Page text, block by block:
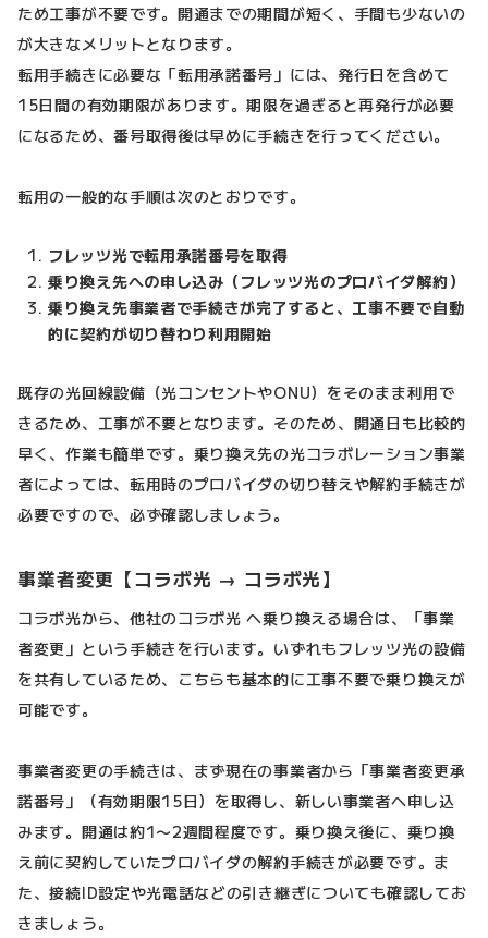
ため工事が不要です。開通までの期間が短く、手間も少ないの
が大きなメリットとなります。
転用手続きに必要な「転用承諾番号」には、発行日を含めて
15日間の有効期限があります。期限を過ぎると再発行が必要
になるため、番号取得後は早めに手続きを行ってください。
転用の一般的な手順は次のとおりです。
フレッツ光で転用承諾番号を取得
乗り換え先への申し込み（フレッツ光のプロバイダ解約）
乗り換え先事業者で手続きが完了すると、工事不要で自動
的に契約が切り替わり利用開始
既存の光回線設備（光コンセントやONU）をそのまま利用で
きるため、工事が不要となります。そのため、開通日も比較的
早く、作業も簡単です。乗り換え先の光コラボレーション事業
者によっては、転用時のプロバイダの切り替えや解約手続きが
必要ですので、必ず確認しましょう。
事業者変更【コラボ光 → コラボ光】
コラボ光から、他社のコラボ光 へ乗り換える場合は、「事業
者変更」という手続きを行います。いずれもフレッツ光の設備
を共有しているため、こちらも基本的に工事不要で乗り換えが
可能です。
事業者変更の手続きは、まず現在の事業者から「事業者変更承
諾番号」（有効期限15日）を取得し、新しい事業者へ申し込
みます。開通は約1〜2週間程度です。乗り換え後に、乗り換
え前に契約していたプロバイダの解約手続きが必要です。ま
た、接続ID設定や光電話などの引き継ぎについても確認してお
きましょう。